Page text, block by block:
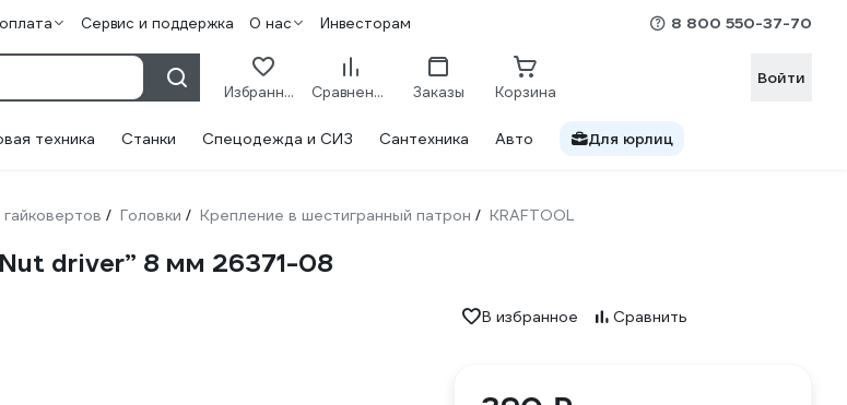
Сервис и поддержка О нас Инвесторам 8 800 550-37-70
Избранное Сравнение Заказы Корзина
Войти
техника Станки Спецодежда и СИЗ Сантехника Авто Для юрлиц
/ Головки / Крепление в шестигранный патрон / KRAFTOOL
driver” 8 мм 26371-08
В избранное Сравнить